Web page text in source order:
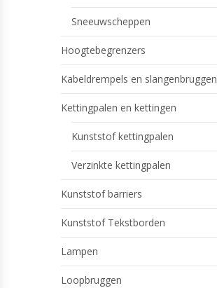
Sneeuwscheppen
Hoogtebegrenzers
Kabeldrempels en slangenbruggen
Kettingpalen en kettingen
Kunststof kettingpalen
Verzinkte kettingpalen
Kunststof barriers
Kunststof Tekstborden
Lampen
Loopbruggen